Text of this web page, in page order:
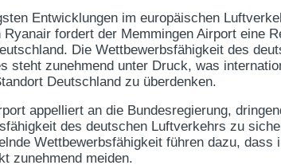
Entwicklungen im europäischen
Ryanair fordert der Memmingen Airport eine
Die Wettbewerbsfähigkeit des
steht zunehmend unter Druck, was
Deutschland zu überdenken.
appelliert an die Bundesregierung,
des deutschen Luftverkehrs zu
Wettbewerbsfähigkeit führen dazu, dass
zunehmend meiden.